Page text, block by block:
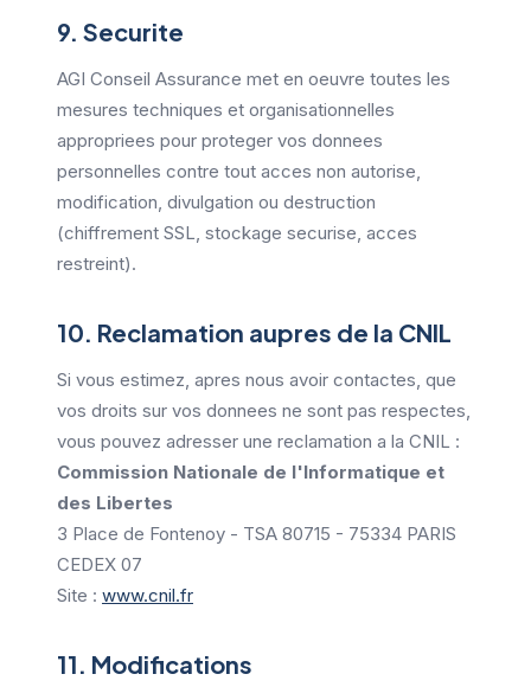
9. Securite
AGI Conseil Assurance met en oeuvre toutes les
mesures techniques et organisationnelles
appropriees pour proteger vos donnees
personnelles contre tout acces non autorise,
modification, divulgation ou destruction
(chiffrement SSL, stockage securise, acces
restreint).
10. Reclamation aupres de la CNIL
Si vous estimez, apres nous avoir contactes, que
vos droits sur vos donnees ne sont pas respectes,
vous pouvez adresser une reclamation a la CNIL :
Commission Nationale de l'Informatique et
des Libertes
3 Place de Fontenoy - TSA 80715 - 75334 PARIS
CEDEX 07
Site : www.cnil.fr
11. Modifications